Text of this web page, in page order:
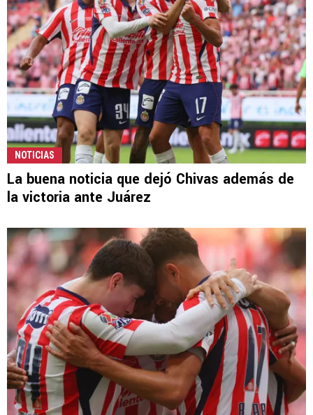
NOTICIAS
La buena noticia que dejó Chivas además de
la victoria ante Juárez